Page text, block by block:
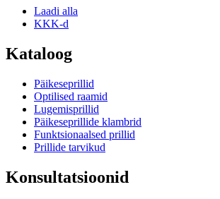
Laadi alla
KKK-d
Kataloog
Päikeseprillid
Optilised raamid
Lugemisprillid
Päikeseprillide klambrid
Funktsionaalsed prillid
Prillide tarvikud
Konsultatsioonid